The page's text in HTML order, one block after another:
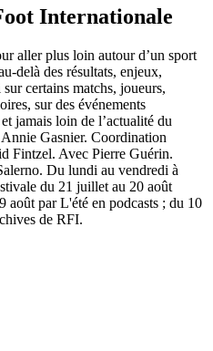
Internationale
aller plus loin autour d’un sport
delà des résultats, enjeux,
certains matchs, joueurs,
sur des événements
jamais loin de l’actualité du
Gasnier. Coordination
Fintzel. Avec Pierre Guérin.
Du lundi au vendredi à
du 21 juillet au 20 août
août par L'été en podcasts ; du 10
de RFI.